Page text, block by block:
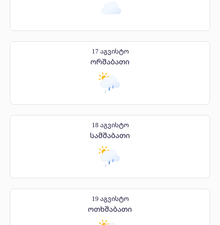
17 აგვისტო
ორშაბათი
18 აგვისტო
სამშაბათი
19 აგვისტო
ოთხშაბათი